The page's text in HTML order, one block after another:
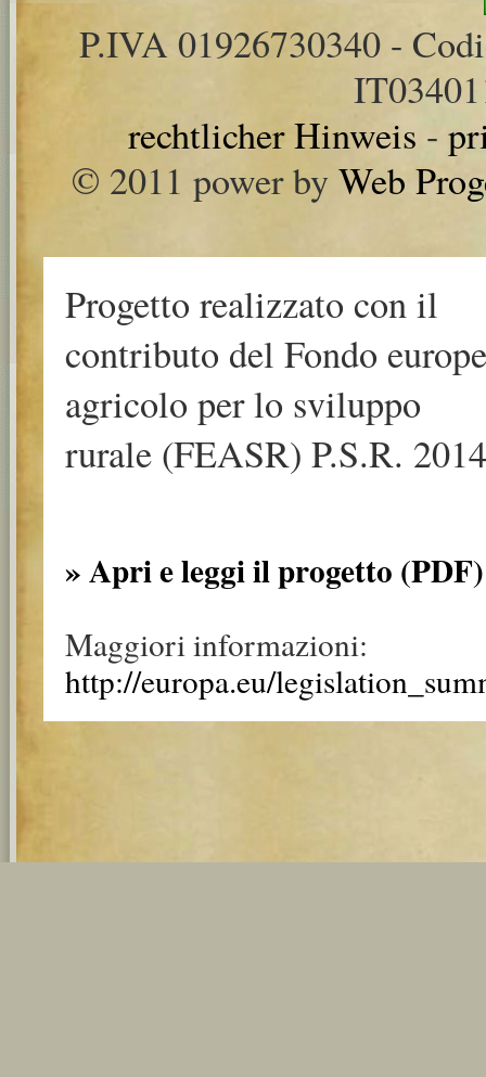
P.IVA 01926730340 -
rechtlicher Hinweis -
© 2011 power by Web
Progetto realizzato con il
contributo del Fondo
agricolo per lo sviluppo
rurale (FEASR) P.S.R.
» Apri e leggi il progetto (PDF)
Maggiori informazioni:
http://europa.eu/